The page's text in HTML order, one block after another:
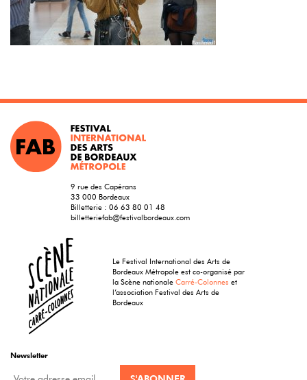
9 rue des Capérans
33 000 Bordeaux
Billetterie : 06 63 80 01 48
billetteriefab@festivalbordeaux.com
Le Festival International des Arts de
Bordeaux Métropole est co-organisé par
la Scène nationaleCarré-Colonnes et
l’association Festival des Arts de
Bordeaux
Newsletter